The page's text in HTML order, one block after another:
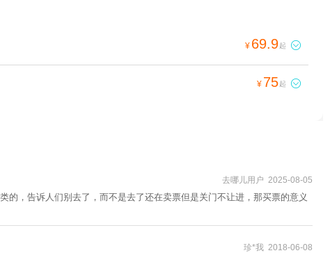
¥ 69.9起 
¥ 75起 
去哪儿用户 2025-08-05
，告诉人们别去了，而不是去了还在卖票但是关门不让进，那买票的意义
珍*我 2018-06-08